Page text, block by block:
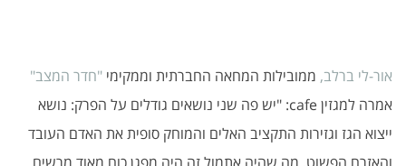
אור-לי ברלב, ממובילות המחאה החברתית וממקימי "חדר המצב"
אמרה למגזין cafe: "יש פה שני נושאים גודלים על הפרק: נושא
ייצוא הגז וגזירות התקציב האלים והמוחק סופית את האדם העובד